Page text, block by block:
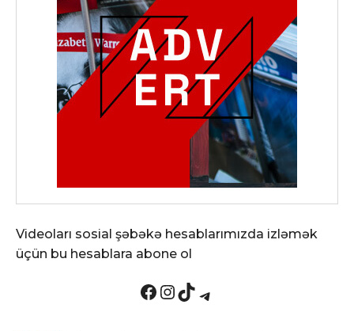
Videoları sosial şəbəkə hesablarımızda izləmək
üçün bu hesablara abone ol
Facebook InstagramTikTok Telegram